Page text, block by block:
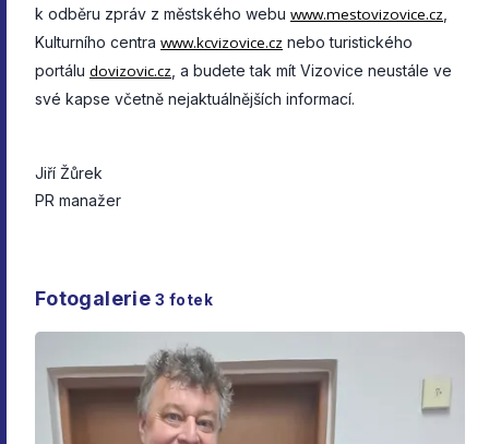
k odběru zpráv z městského webu www.mestovizovice.cz
Kulturního centra www.kcvizovice.cz nebo turistického
portálu dovizovic.cz , a budete tak mít Vizovice neustále ve
své kapse včetně nejaktuálnějších informací.
Jiří Žůrek
PR manažer
Fotogalerie3 fotek